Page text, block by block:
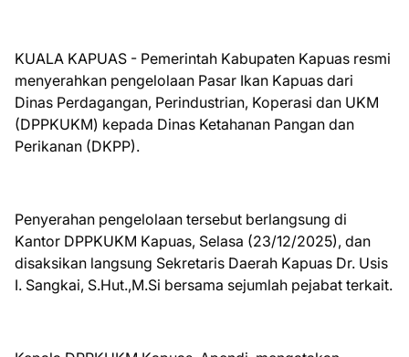
KUALA KAPUAS - Pemerintah Kabupaten Kapuas resmi
menyerahkan pengelolaan Pasar Ikan Kapuas dari
Dinas Perdagangan, Perindustrian, Koperasi dan UKM
(DPPKUKM) kepada Dinas Ketahanan Pangan dan
Perikanan (DKPP).
Penyerahan pengelolaan tersebut berlangsung di
Kantor DPPKUKM Kapuas, Selasa (23/12/2025), dan
disaksikan langsung Sekretaris Daerah Kapuas Dr. Usis
I. Sangkai, S.Hut.,M.Si bersama sejumlah pejabat terkait.